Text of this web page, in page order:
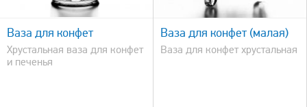
Ваза для конфет
Хрустальная ваза для конфет
и печенья
быстрый просмотр
Ваза для конфет (малая)
Ваза для конфет хрустальная